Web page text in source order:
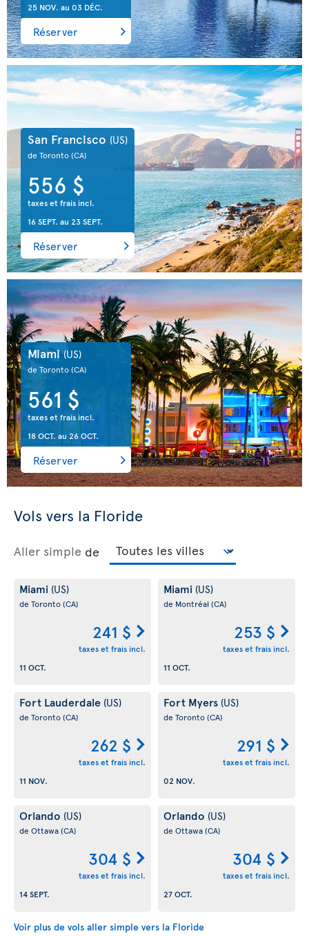
25 NOV. au 03 DÉC.
Réserver
San Francisco (US)
de Toronto(CA)
556 $
taxes et frais incl.
16 SEPT. au 23 SEPT.
Réserver
Miami (US)
de Toronto(CA)
561 $
taxes et frais incl.
18 OCT. au 26 OCT.
Réserver
Vols vers la Floride
Aller simple de
Miami (US)
de Toronto(CA)
241 $
taxes et frais incl.
11 OCT.
Miami (US)
de Montréal (CA)
253 $
taxes et frais incl.
11 OCT.
Fort Lauderdale (US)
de Toronto(CA)
262 $
taxes et frais incl.
11 NOV.
Fort Myers (US)
de Toronto(CA)
291 $
taxes et frais incl.
02 NOV.
Orlando (US)
de Ottawa(CA)
304 $
taxes et frais incl.
14 SEPT.
Orlando (US)
de Ottawa(CA)
304 $
taxes et frais incl.
27 OCT.
Voir plus de vols aller simple vers la Floride